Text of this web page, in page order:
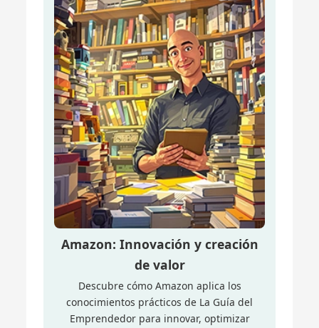
Amazon: Innovación y creación
de valor
Descubre cómo Amazon aplica los
conocimientos prácticos de La Guía del
Emprendedor para innovar, optimizar